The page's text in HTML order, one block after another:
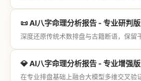
📜 AI八字命理分析报告 - 专业研判版
💎 AI八字命理分析报告 - 专业增强版